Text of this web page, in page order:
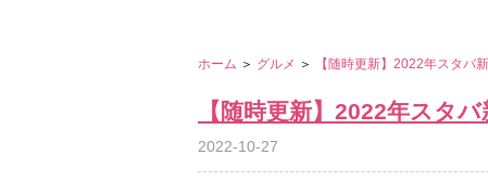
ホーム ＞ グルメ ＞ 【随時更新】2022年スタバ
【随時更新】2022年スタ
2022-10-27